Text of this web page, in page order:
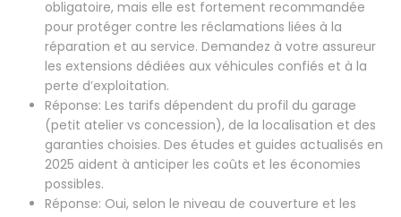
obligatoire, mais elle est fortement recommandée
pour protéger contre les réclamations liées à la
réparation et au service. Demandez à votre assureur
les extensions dédiées aux véhicules confiés et à la
perte d’exploitation.
Réponse: Les tarifs dépendent du profil du garage
(petit atelier vs concession), de la localisation et des
garanties choisies. Des études et guides actualisés en
2025 aident à anticiper les coûts et les économies
possibles.
Réponse: Oui, selon le niveau de couverture et les